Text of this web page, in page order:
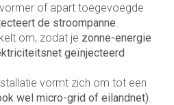
of apart toegevoegde
de stroompanne.
om, zodat je zonne-energie
geïnjecteerd
vormt zich om tot een
wel micro-grid of eilandnet).